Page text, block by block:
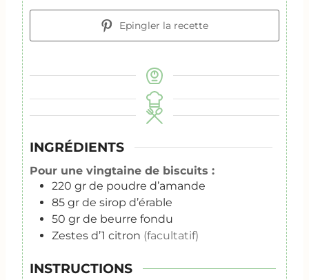
Epingler la recette
INGRÉDIENTS
Pour une vingtaine de biscuits :
220 gr de poudre d’amande
85 gr de sirop d’érable
50 gr de beurre fondu
Zestes d’1 citron (facultatif)
INSTRUCTIONS